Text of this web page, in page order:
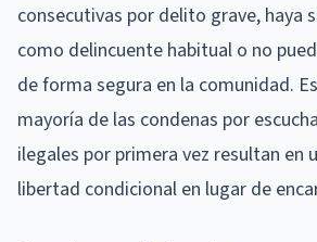
consecutivas por delito grave, haya
como delincuente habitual o no
de forma segura en la comunidad.
mayoría de las condenas por
ilegales por primera vez resultan en
libertad condicional en lugar de